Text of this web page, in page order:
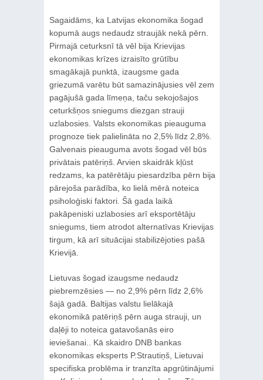
Sagaidāms, ka Latvijas ekonomika šogad
kopumā augs nedaudz straujāk nekā pērn.
Pirmajā ceturksnī tā vēl bija Krievijas
ekonomikas krīzes izraisīto grūtību
smagākajā punktā, izaugsme gada
griezumā varētu būt samazinājusies vēl zem
pagājušā gada līmeņa, taču sekojošajos
ceturkšņos sniegums diezgan strauji
uzlabosies. Valsts ekonomikas pieauguma
prognoze tiek palielināta no 2,5% līdz 2,8%.
Galvenais pieauguma avots šogad vēl būs
privātais patēriņš. Arvien skaidrāk kļūst
redzams, ka patērētāju piesardzība pērn bija
pārejoša parādība, ko lielā mērā noteica
psiholoģiski faktori. Šā gada laikā
pakāpeniski uzlabosies arī eksportētāju
sniegums, tiem atrodot alternatīvas Krievijas
tirgum, kā arī situācijai stabilizējoties pašā
Krievijā.
Lietuvas šogad izaugsme nedaudz
piebremzēsies — no 2,9% pērn līdz 2,6%
šajā gadā. Baltijas valstu lielākajā
ekonomikā patēriņš pērn auga strauji, un
daļēji to noteica gatavošanās eiro
ieviešanai.. Kā skaidro DNB bankas
ekonomikas eksperts P.Strautiņš, Lietuvai
specifiska problēma ir tranzīta apgrūtinājumi